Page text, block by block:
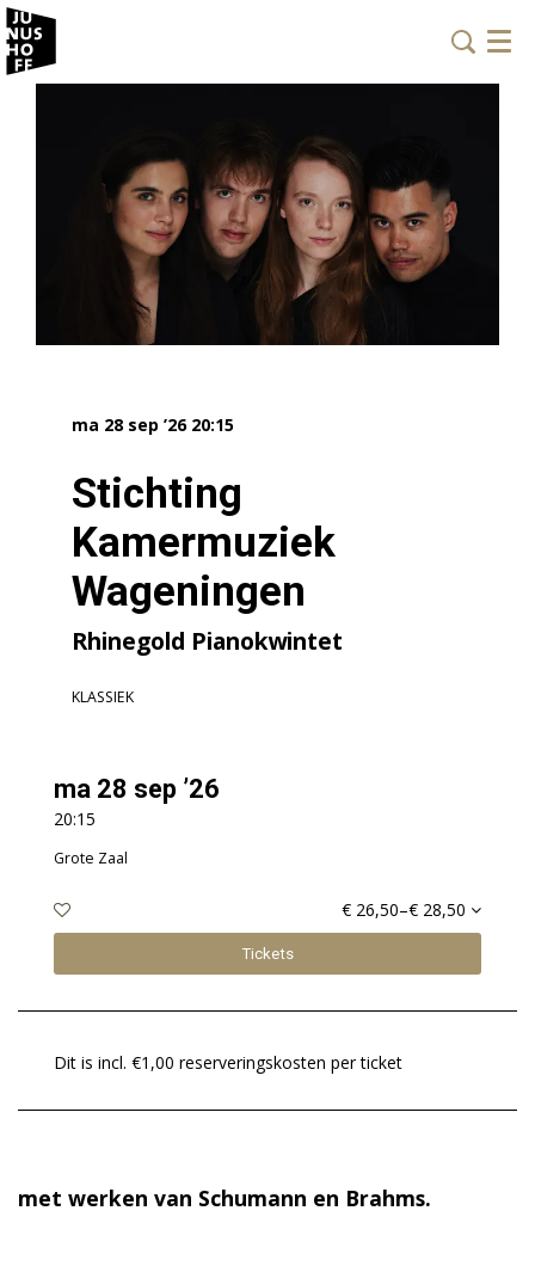
Menu
Stichting
Kamermuziek
Wageningen
Rhinegold Pianokwintet
ma 28 sep ’26 20:15
KLASSIEK
ma 28 sep ’26
20:15
Grote Zaal
€ 26,50–€ 28,50
Tickets
Dit is incl. €1,00 reserveringskosten per ticket
met werken van Schumann en Brahms.